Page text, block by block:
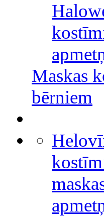
Maskas
bērniem